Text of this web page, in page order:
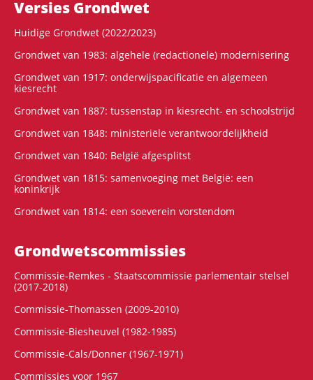
Versies Grondwet
Huidige Grondwet (2022/2023)
Grondwet van 1983: algehele (redactionele) modernisering
Grondwet van 1917: onderwijspacificatie en algemeen
kiesrecht
Grondwet van 1887: tussenstap in kiesrecht- en schoolstrijd
Grondwet van 1848: ministeriële verantwoordelijkheid
Grondwet van 1840: België afgesplitst
Grondwet van 1815: samenvoeging met België: een
koninkrijk
Grondwet van 1814: een soeverein vorstendom
Grondwets­commissies
Commissie-Remkes - Staatscommissie parlementair stelsel
(2017-2018)
Commissie-Thomassen (2009-2010)
Commissie-Biesheuvel (1982-1985)
Commissie-Cals/Donner (1967-1971)
Commissies voor 1967